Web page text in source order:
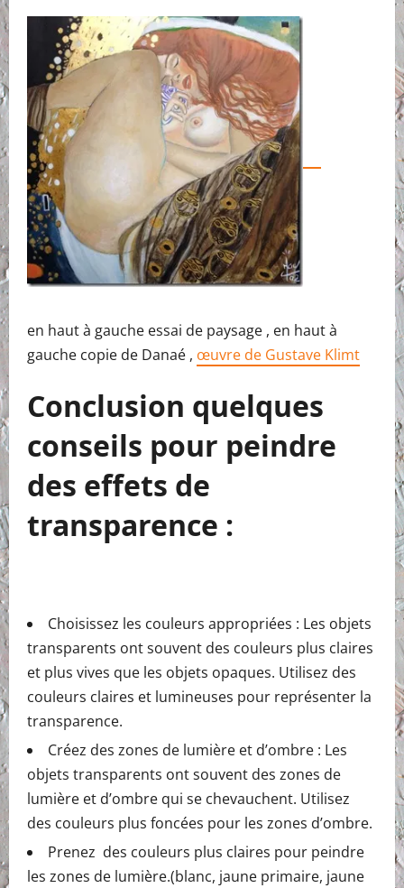
en haut à gauche essai de paysage , en haut à
gauche copie de Danaé , œuvre de Gustave Klimt
Conclusion quelques
conseils pour peindre
des effets de
transparence :
Choisissez les couleurs appropriées : Les objets
transparents ont souvent des couleurs plus claires
et plus vives que les objets opaques. Utilisez des
couleurs claires et lumineuses pour représenter la
transparence.
Créez des zones de lumière et d’ombre : Les
objets transparents ont souvent des zones de
lumière et d’ombre qui se chevauchent. Utilisez
des couleurs plus foncées pour les zones d’ombre.
Prenez des couleurs plus claires pour peindre
les zones de lumière.(blanc, jaune primaire, jaune